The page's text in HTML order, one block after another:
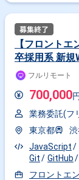
【フロント
卒採用系 新規
フルリモート
700,000
業務委託(フ
東京都
JavaScript
Git
GitHub
フロントエ